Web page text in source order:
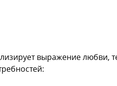
выражение любви,